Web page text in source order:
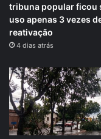
tribuna popular ficou
uso apenas 3 vezes
reativação
4 dias atrás